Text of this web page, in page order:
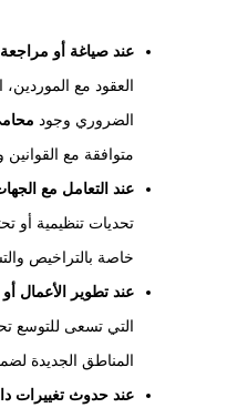
عند صياغة أو مراجعة
العقود مع الموردين،
الضروري وجود
متوافقة مع
عند التعامل مع
تحديات تنظيمية أو
خاصة بالتراخيص
عند تطوير الأعمال
التي تسعى للتوسع
المناطق الجديدة
عند حدوث تغييرات